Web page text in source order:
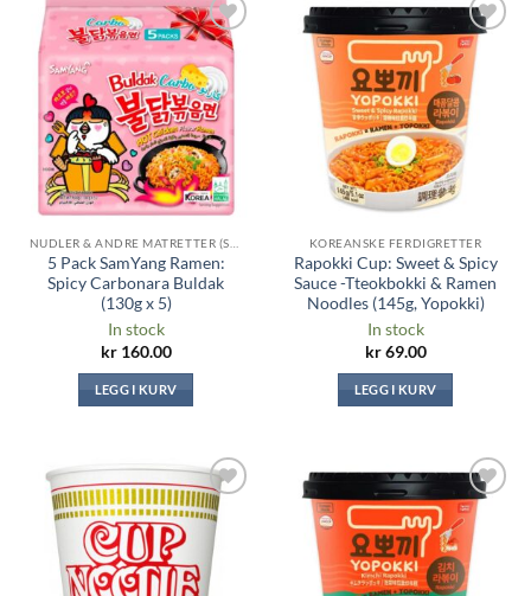
Legg til i
ønskeliste
5 Pack SamYang Ramen:
Spicy Carbonara Buldak
(130g x 5)
In stock
kr160.00
LEGG I KURV
Legg til i
ønskeliste
KOREANSKE FERDIGRETTER
Rapokki Cup: Sweet & Spicy
Sauce -Tteokbokki & Ramen
Noodles (145g, Yopokki)
In stock
kr69.00
LEGG I KURV
Legg til i
ønskeliste
Legg til i
ønskeliste